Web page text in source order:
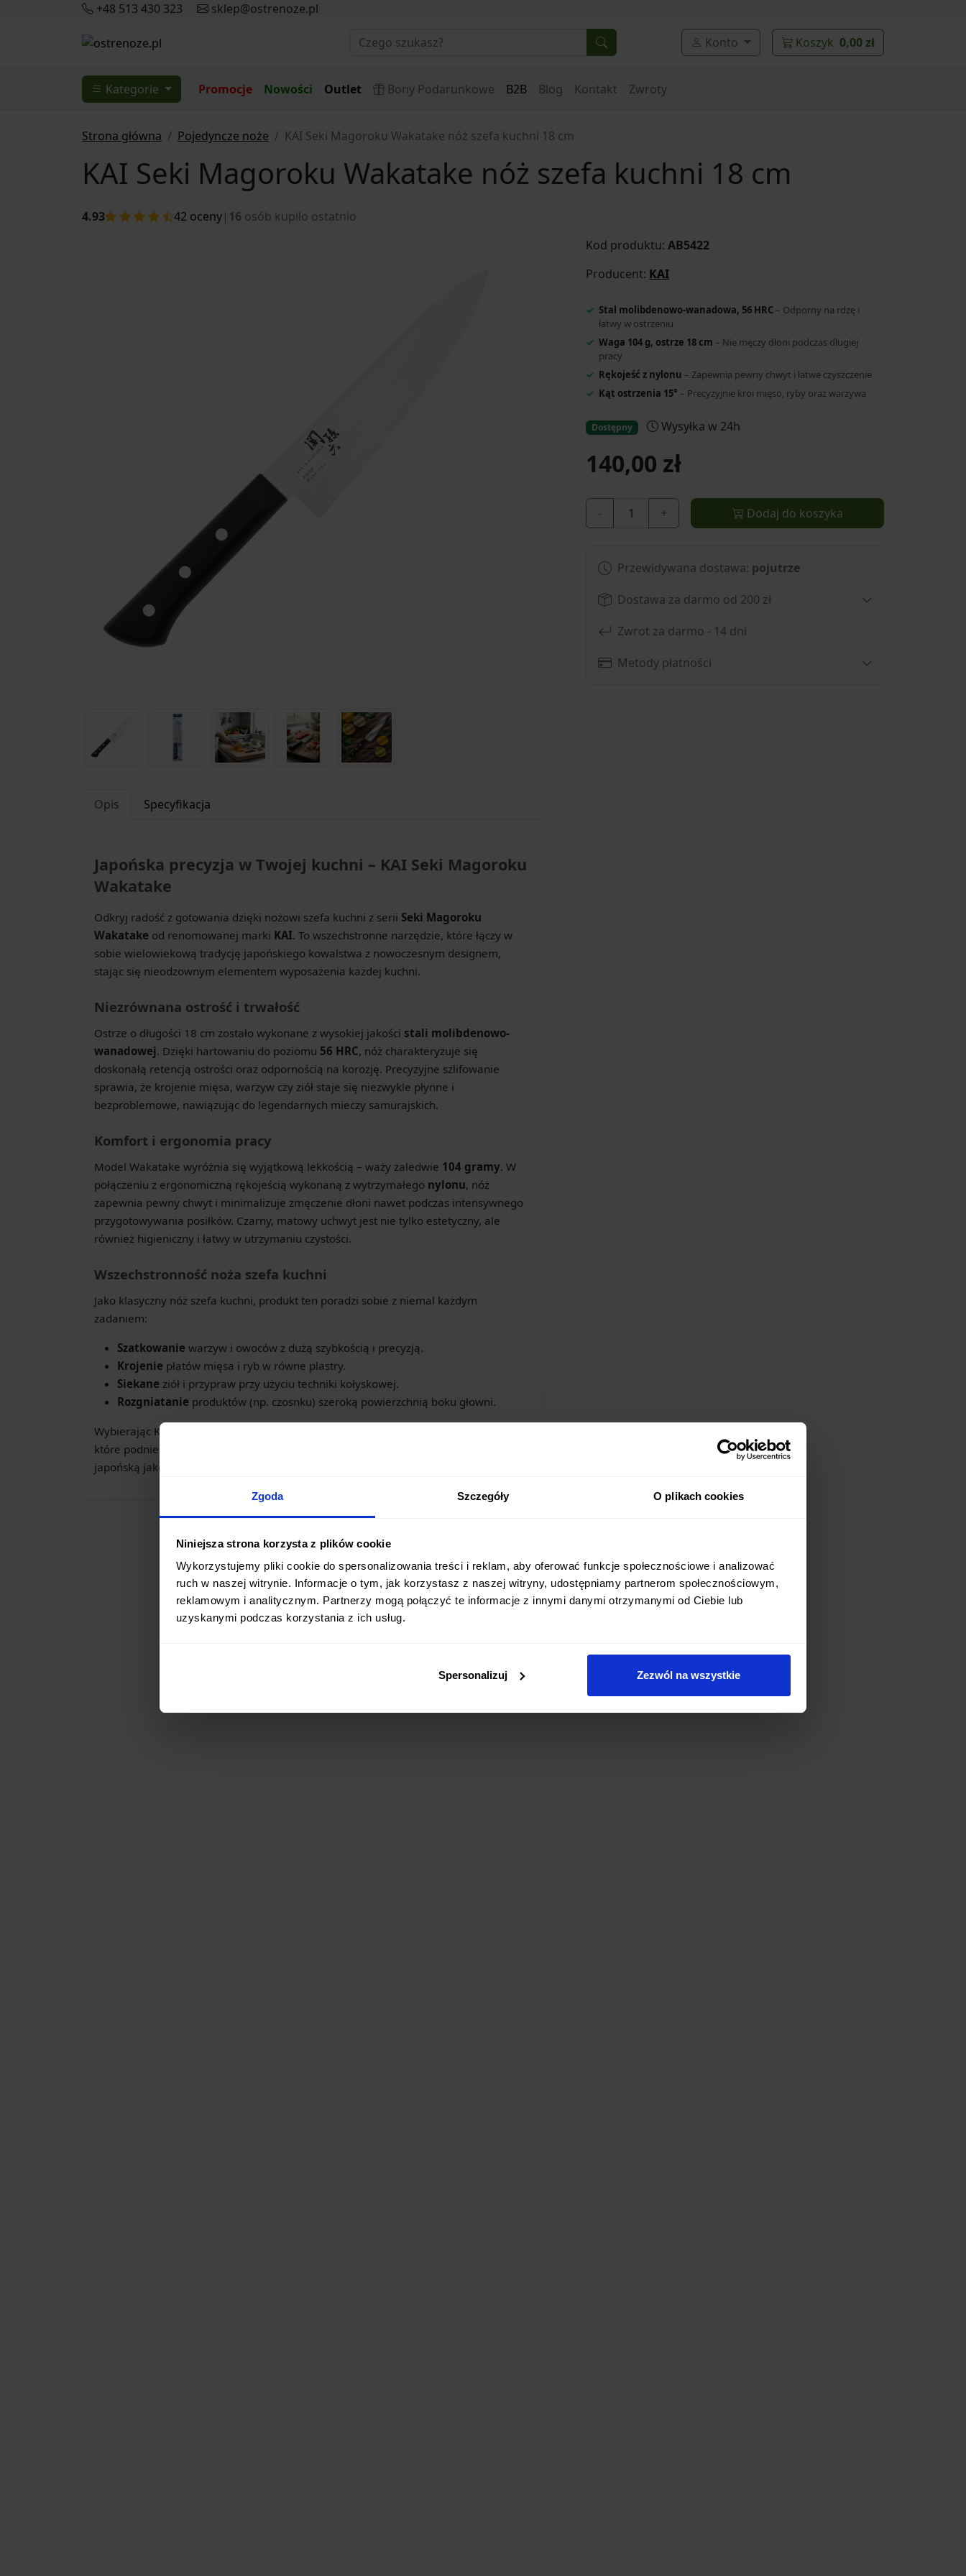
Zgoda Szczegóły O plikach cookies
Niniejsza strona korzysta z plików cookie
Wykorzystujemy pliki cookie do spersonalizowania treści i reklam, aby oferować funkcje społecznościowe i analizować
ruch w naszej witrynie. Informacje o tym, jak korzystasz z naszej witryny, udostępniamy partnerom społecznościowym,
reklamowym i analitycznym. Partnerzy mogą połączyć te informacje z innymi danymi otrzymanymi od Ciebie lub
uzyskanymi podczas korzystania z ich usług.
Spersonalizuj Zezwól na wszystkie
+48 513 430 323 sklep@ostrenoze.pl
Konto Koszyk 0,00 zł
Kategorie Promocje Nowości Outlet Bony Podarunkowe B2B Blog Kontakt Zwroty
Strona główna Pojedyncze noże KAI Seki Magoroku Wakatake nóż szefa kuchni 18 cm
KAI Seki Magoroku Wakatake nóż szefa kuchni 18 cm
4.93 42 oceny| 16 osób kupiło ostatnio
Opis Specyfikacja
Japońska precyzja w Twojej kuchni – KAI Seki Magoroku
Wakatake
Odkryj radość z gotowania dzięki nożowi szefa kuchni z serii Seki Magoroku
Wakatake od renomowanej marki KAI. To wszechstronne narzędzie, które łączy w
sobie wielowiekową tradycję japońskiego kowalstwa z nowoczesnym designem,
stając się nieodzownym elementem wyposażenia każdej kuchni.
Niezrównana ostrość i trwałość
Ostrze o długości 18 cm zostało wykonane z wysokiej jakości stali molibdenowo-
wanadowej. Dzięki hartowaniu do poziomu 56 HRC, nóż charakteryzuje się
doskonałą retencją ostrości oraz odpornością na korozję. Precyzyjne szlifowanie
sprawia, że krojenie mięsa, warzyw czy ziół staje się niezwykle płynne i
bezproblemowe, nawiązując do legendarnych mieczy samurajskich.
Komfort i ergonomia pracy
Model Wakatake wyróżnia się wyjątkową lekkością – waży zaledwie 104 gramy. W
połączeniu z ergonomiczną rękojeścią wykonaną z wytrzymałego nylonu, nóż
zapewnia pewny chwyt i minimalizuje zmęczenie dłoni nawet podczas intensywnego
przygotowywania posiłków. Czarny, matowy uchwyt jest nie tylko estetyczny, ale
również higieniczny i łatwy w utrzymaniu czystości.
Wszechstronność noża szefa kuchni
Jako klasyczny nóż szefa kuchni, produkt ten poradzi sobie z niemal każdym
zadaniem:
Szatkowanie warzyw i owoców z dużą szybkością i precyzją.
Krojenie płatów mięsa i ryb w równe plastry.
Siekane ziół i przypraw przy użyciu techniki kołyskowej.
Rozgniatanie produktów (np. czosnku) szeroką powierzchnią boku głowni.
Wybierając KAI Seki Magoroku Wakatake, inwestujesz w profesjonalne narzędzie,
które podniesie Twoje umiejętności kulinarne na wyższy poziom, oferując legendarną
japońską jakość w przystępnej formie.
Kod produktu: AB5422
Producent: KAI
Stal molibdenowo-wanadowa, 56 HRC – Odporny na rdzę i
łatwy w ostrzeniu
Waga 104 g, ostrze 18 cm – Nie męczy dłoni podczas długiej
pracy
Rękojeść z nylonu – Zapewnia pewny chwyt i łatwe czyszczenie
Kąt ostrzenia 15° – Precyzyjnie kroi mięso, ryby oraz warzywa
Dostępny Wysyłka w 24h
140,00 zł
- + Dodaj do koszyka
Przewidywana dostawa: pojutrze
Dostawa za darmo od 200 zł
Zwrot za darmo - 14 dni
Metody płatności